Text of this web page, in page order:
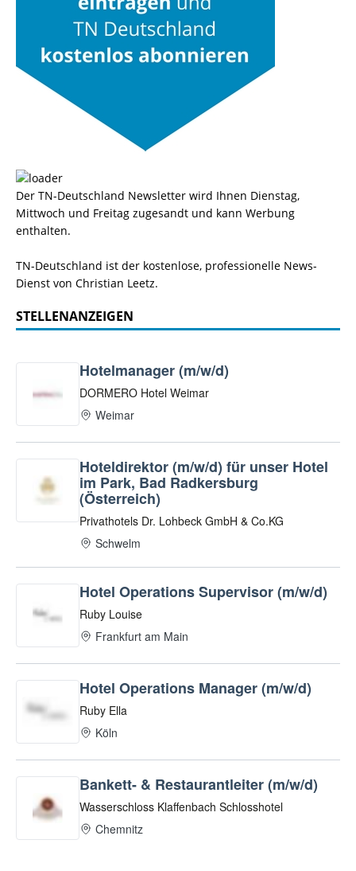
Der TN-Deutschland Newsletter wird Ihnen Dienstag,
Mittwoch und Freitag zugesandt und kann Werbung
enthalten.
TN-Deutschland ist der kostenlose, professionelle News-
Dienst von Christian Leetz.
STELLENANZEIGEN